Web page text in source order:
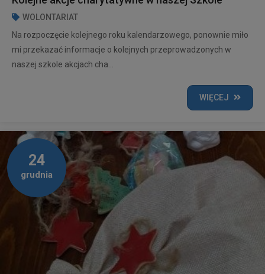
WOLONTARIAT
Na rozpoczęcie kolejnego roku kalendarzowego, ponownie miło
mi przekazać informacje o kolejnych przeprowadzonych w
naszej szkole akcjach cha...
WIĘCEJ
24
grudnia